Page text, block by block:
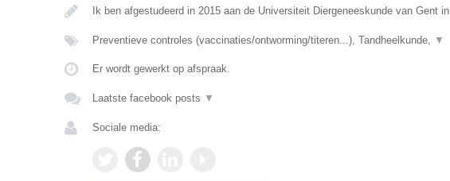
Ik ben afgestudeerd in 2015 aan de Universiteit Diergeneeskunde van Gent in
Preventieve controles (vaccinaties/ontworming/titeren...), Tandheelkunde, ▼
Er wordt gewerkt op afspraak.
Laatste facebook posts ▼
Sociale media: